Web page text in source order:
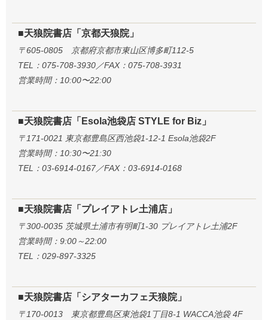
■天狼院書店「京都天狼院」
〒605-0805 京都府京都市東山区博多町112-5
TEL：075-708-3930／FAX：075-708-3931
営業時間：10:00〜22:00
■天狼院書店「Esola池袋店 STYLE for Biz」
〒171-0021 東京都豊島区西池袋1-12-1 Esola池袋2F
営業時間：10:30〜21:30
TEL：03-6914-0167／FAX：03-6914-0168
■天狼院書店「プレイアトレ土浦店」
〒300-0035 茨城県土浦市有明町1-30 プレイアトレ土浦2F
営業時間：9:00～22:00
TEL：029-897-3325
■天狼院書店「シアターカフェ天狼院」
〒170-0013 東京都豊島区東池袋1丁目8-1 WACCA池袋 4F